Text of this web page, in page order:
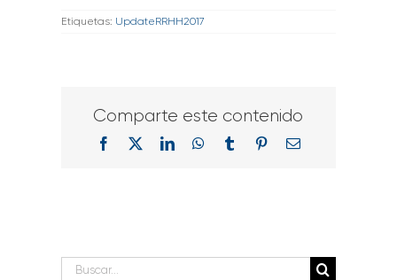
Etiquetas: UpdateRRHH2017
Comparte este contenido
Facebook
X LinkedInWhatsApp
TumblrPinterestCorreo
Buscar: